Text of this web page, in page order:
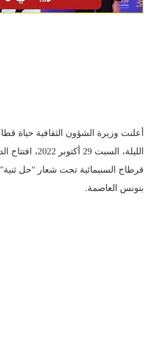
أعلنت وزيرة الشؤون الثقافية حياة
قرطاج السنيمائية تحت شعار "حل ثنية"
بتونس العاصمة.